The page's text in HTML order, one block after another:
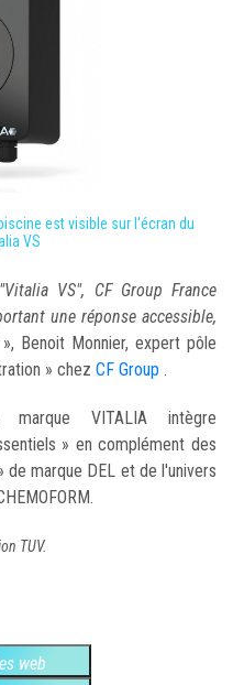
est visible sur l'écran du
VS
VS", CF Group France
une réponse accessible,
», Benoit Monnier, expert pôle
» chez CF Group .
VITALIA intègre
» en complément des
de marque DEL et de l'univers
TUV.
web